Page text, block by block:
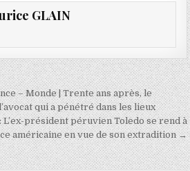
GLAIN
– Monde | Trente ans après, le
qui a pénétré dans les lieux
président péruvien Toledo se rend à
américaine en vue de son extradition →